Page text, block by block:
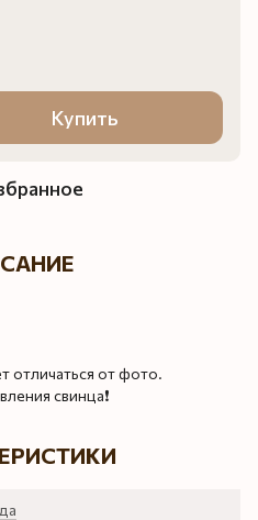
Купить
отличаться от фото.
свинца❗️